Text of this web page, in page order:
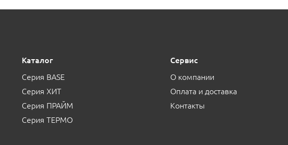
Каталог
Серия BASE
Серия ХИТ
Серия ПРАЙМ
Серия ТЕРМО
Сервис
О компании
Оплата и доставка
Контакты